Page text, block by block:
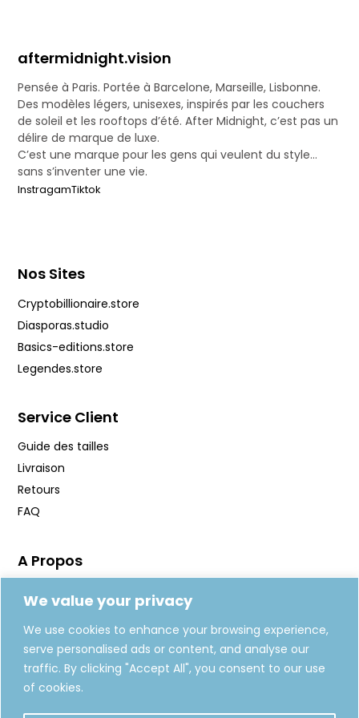
We value your privacy
We use cookies to enhance your browsing experience,
serve personalised ads or content, and analyse our
traffic. By clicking "Accept All", you consent to our use
of cookies.
aftermidnight.vision
Pensée à Paris. Portée à Barcelone, Marseille, Lisbonne.
Des modèles légers, unisexes, inspirés par les couchers
de soleil et les rooftops d’été. After Midnight, c’est pas un
délire de marque de luxe.
C’est une marque pour les gens qui veulent du style…
sans s’inventer une vie.
InstragamTiktok
Nos Sites
Cryptobillionaire.store
Diasporas.studio
Basics-editions.store
Legendes.store
Service Client
Guide des tailles
Livraison
Retours
FAQ
A Propos
Fabrication
Carte Cadeaux